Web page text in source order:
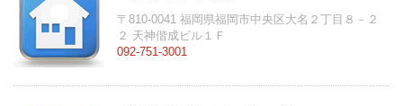
〒810-0041 福岡県福岡市中央区大名２丁目８－２
２ 天神偕成ビル１Ｆ
092-751-3001